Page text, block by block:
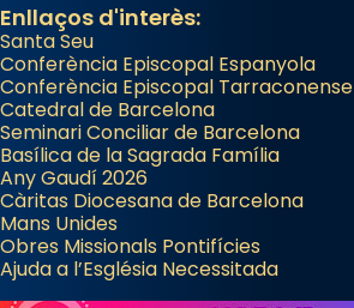
Enllaços d'interès:
Santa Seu
Conferència Episcopal Espanyola
Conferència Episcopal Tarraconense
Catedral de Barcelona
Seminari Conciliar de Barcelona
Basílica de la Sagrada Família
Any Gaudí 2026
Càritas Diocesana de Barcelona
Mans Unides
Obres Missionals Pontifícies
Ajuda a l’Església Necessitada